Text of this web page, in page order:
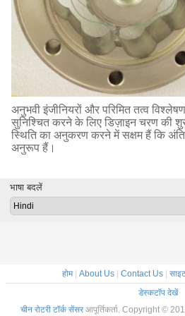
अनुभवी इंजीनियरों और परिमित तत्व
सुनिश्चित करने के लिए डिज़ाइन चरण की
स्थिति का अनुकरण करने में सक्षम हैं कि अंतिम
अनुरूप हैं।
भाषा बदलें
होम| About Us| Contact Us|
डेस्कटॉप देखें
चीन रोटरी टॉर्क सेंसरआपूर्तिकर्ता. Copyright ©